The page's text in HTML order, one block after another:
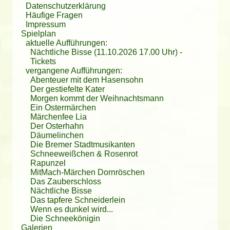
Datenschutzerklärung
Häufige Fragen
Impressum
Spielplan
aktuelle Aufführungen:
Nächtliche Bisse (11.10.2026 17.00 Uhr)-
Tickets
vergangene Aufführungen:
Abenteuer mit dem Hasensohn
Der gestiefelte Kater
Morgen kommt der Weihnachtsmann
Ein Ostermärchen
Märchenfee Lia
Der Osterhahn
Däumelinchen
Die Bremer Stadtmusikanten
Schneeweißchen & Rosenrot
Rapunzel
MitMach-Märchen Dornröschen
Das Zauberschloss
Nächtliche Bisse
Das tapfere Schneiderlein
Wenn es dunkel wird...
Die Schneekönigin
Galerien